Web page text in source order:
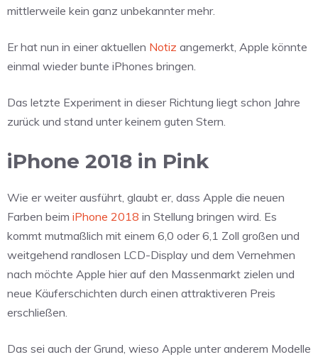
mittlerweile kein ganz unbekannter mehr.
Er hat nun in einer aktuellen Notiz angemerkt, Apple könnte
einmal wieder bunte iPhones bringen.
Das letzte Experiment in dieser Richtung liegt schon Jahre
zurück und stand unter keinem guten Stern.
iPhone 2018 in Pink
Wie er weiter ausführt, glaubt er, dass Apple die neuen
Farben beim iPhone 2018 in Stellung bringen wird. Es
kommt mutmaßlich mit einem 6,0 oder 6,1 Zoll großen und
weitgehend randlosen LCD-Display und dem Vernehmen
nach möchte Apple hier auf den Massenmarkt zielen und
neue Käuferschichten durch einen attraktiveren Preis
erschließen.
Das sei auch der Grund, wieso Apple unter anderem Modelle